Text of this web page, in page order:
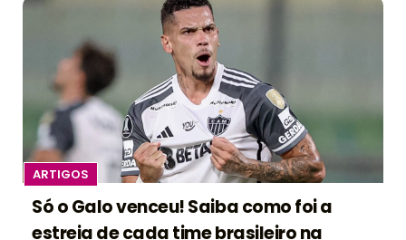
ARTIGOS
Só o Galo venceu! Saiba como foi a
estreia de cada time brasileiro na